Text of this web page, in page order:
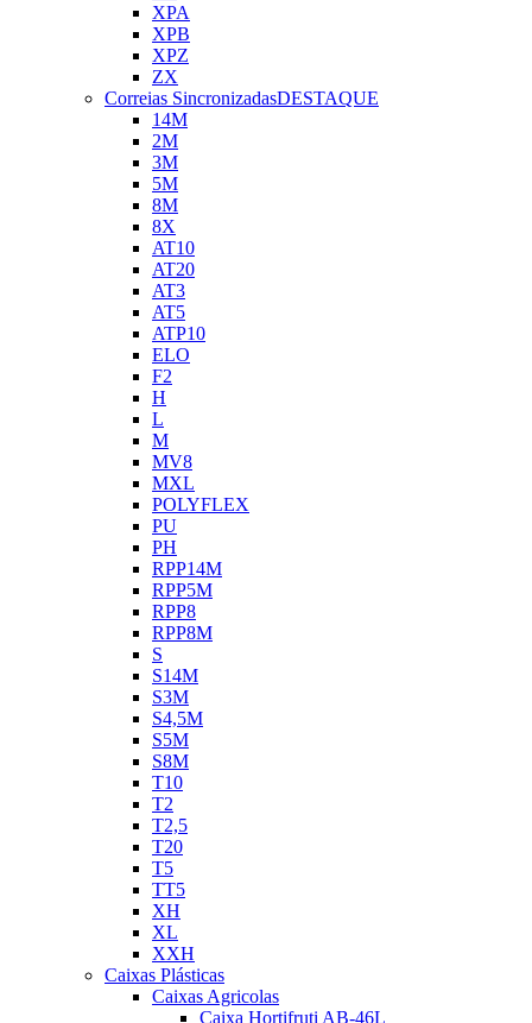
XPA
XPB
XPZ
ZX
Correias SincronizadasDESTAQUE
14M
2M
3M
5M
8M
8X
AT10
AT20
AT3
AT5
ATP10
ELO
F2
H
L
M
MV8
MXL
POLYFLEX
PU
PH
RPP14M
RPP5M
RPP8
RPP8M
S
S14M
S3M
S4,5M
S5M
S8M
T10
T2
T2,5
T20
T5
TT5
XH
XL
XXH
Caixas Plásticas
Caixas Agricolas
Caixa Hortifruti AB-46L